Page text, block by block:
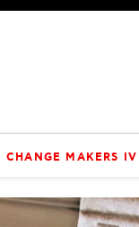
CHANGE MAKERS IV